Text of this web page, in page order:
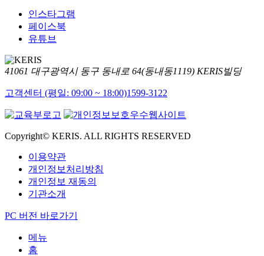
인스타그램
페이스북
유튜브
41061 대구광역시 동구 동내로 64(동내동1119) KERIS빌딩
고객센터 (평일: 09:00 ~ 18:00)1599-3122
Copyright© KERIS. ALL RIGHTS RESERVED
이용약관
개인정보처리방침
개인정보 재동의
기관소개
PC 버전 바로가기
메뉴
홈